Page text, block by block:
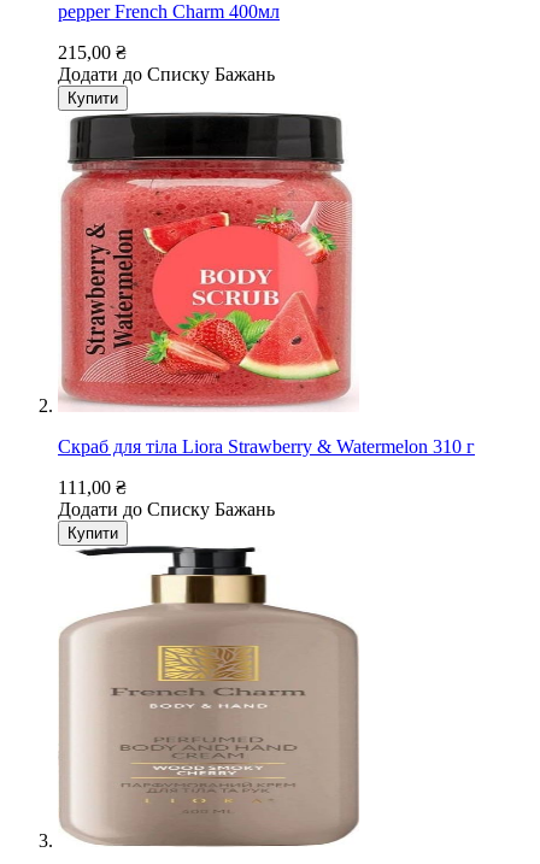
pepper French Charm 400мл
215,00 ₴
Додати до Списку Бажань
Купити
Скраб для тіла Liora Strawberry & Watermelon 310 г
111,00 ₴
Додати до Списку Бажань
Купити